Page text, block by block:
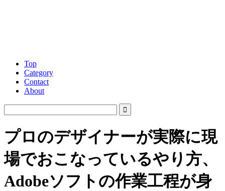
Top
Category
Contact
About
プロのデザイナーが実際に現
場でおこなっているやり方、
Adobeソフトの作業工程が身